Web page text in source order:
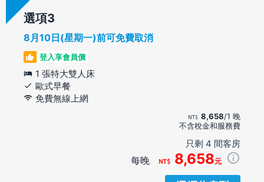
選項
8月10日(星期一)前可免費取消
登入享會員價
1 張特大雙人床
歐式早餐
免費無線上網
8,658/1 晚
不含稅金和服務費
只剩 4 間客房
每晚 8,658元